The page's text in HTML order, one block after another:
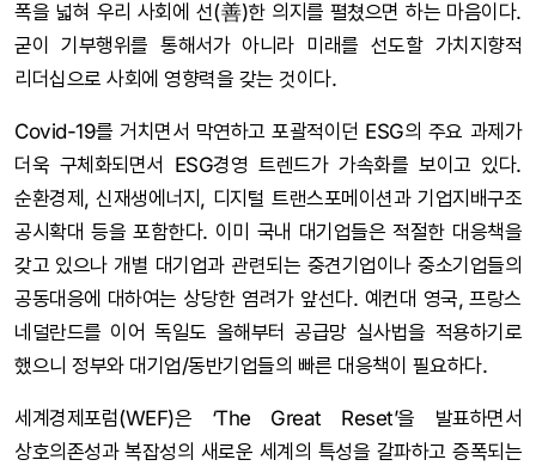
폭을 넓혀 우리 사회에 선(善)한 의지를 펼쳤으면 하는 마음이다.
굳이 기부행위를 통해서가 아니라 미래를 선도할 가치지향적
리더십으로 사회에 영향력을 갖는 것이다.
Covid-19를 거치면서 막연하고 포괄적이던 ESG의 주요 과제가
더욱 구체화되면서 ESG경영 트렌드가 가속화를 보이고 있다.
순환경제, 신재생에너지, 디지털 트랜스포메이션과 기업지배구조
공시확대 등을 포함한다. 이미 국내 대기업들은 적절한 대응책을
갖고 있으나 개별 대기업과 관련되는 중견기업이나 중소기업들의
공동대응에 대하여는 상당한 염려가 앞선다. 예컨대 영국, 프랑스
네덜란드를 이어 독일도 올해부터 공급망 실사법을 적용하기로
했으니 정부와 대기업/동반기업들의 빠른 대응책이 필요하다.
세계경제포럼(WEF)은 ‘The Great Reset’을 발표하면서
상호의존성과 복잡성의 새로운 세계의 특성을 갈파하고 증폭되는